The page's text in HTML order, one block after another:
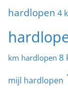
hardlopen 4
km hardlopen 8
mijl hardlopen